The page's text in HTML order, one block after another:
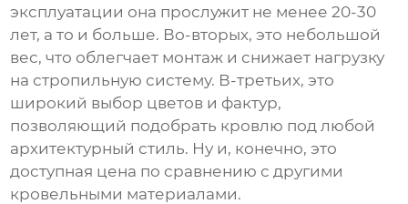
эксплуатации она прослужит не менее 20-30
лет, а то и больше. Во-вторых, это небольшой
вес, что облегчает монтаж и снижает нагрузку
на стропильную систему. В-третьих, это
широкий выбор цветов и фактур,
позволяющий подобрать кровлю под любой
архитектурный стиль. Ну и, конечно, это
доступная цена по сравнению с другими
кровельными материалами.